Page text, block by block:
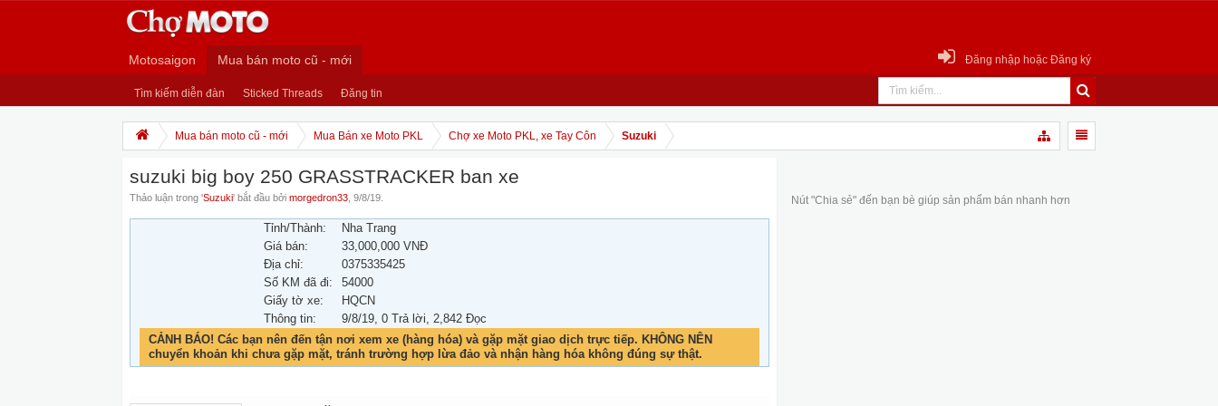
Motosaigon Mua bán moto cũ - mới
Tìm kiếm diễn đàn Sticked Threads Đăng tin
Đăng nhập hoặc Đăng ký
Mua bán moto cũ - mới Mua Bán xe Moto PKL Chợ xe Moto PKL, xe Tay Côn Suzuki
suzuki big boy 250 GRASSTRACKER ban xe
Thảo luận trong 'Suzuki' bắt đầu bởi morgedron33 9/8/19
Tỉnh/Thành:
Nha Trang
Giá bán:
33,000,000 VNĐ
Địa chỉ:
0375335425
Số KM đã đi:
54000
Giấy tờ xe:
HQCN
Thông tin:
9/8/19, 0 Trả lời, 2,842 Đọc
CẢNH BÁO! Các bạn nên đến tận nơi xem xe (hàng hóa) và gặp mặt giao dịch trực tiếp. KHÔNG NÊN
chuyển khoản khi chưa gặp mặt, tránh trường hợp lừa đảo và nhận hàng hóa không đúng sự thật.
Nút "Chia sẻ" đến bạn bè giúp sản phẩm bán nhanh hơn